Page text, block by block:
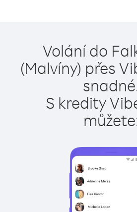
Volání do
(Malvíny) přes
S kredity